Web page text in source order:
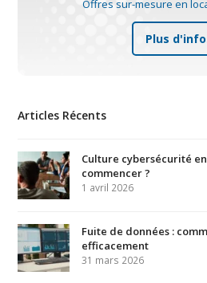
Offres sur-mesure en
Plus
Articles Récents
Culture cybersécurité
commencer ?
1 avril 2026
Fuite de données :
efficacement
31 mars 2026